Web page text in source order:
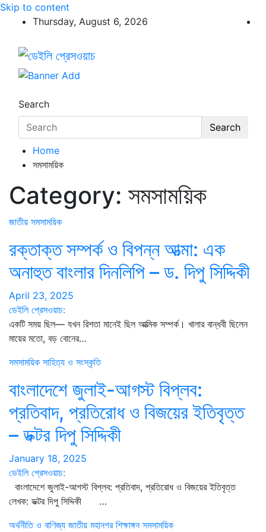
Skip to content
Thursday, August 6, 2026
ডেইলি প্রেসওয়াচ
ডেইলি প্রেসওয়াচ মুক্তিযুদ্ধের চেতনায় উদ্বুদ্ধ মুখপত্র
Search
Search
Home
সমসাময়িক
Category: সমসাময়িক
জাতীয় সমসাময়িক
রক্তাক্ত সম্পর্ক ও বিপন্ন আত্মা: এক
অনাহুত বাংলার দিনলিপি – ড. দিপু সিদ্দিকী
April 23, 2025
ডেইলি প্রেসওয়াচ:
একটি সময় ছিল— যখন রিশতা মানেই ছিল আত্মিক সম্পর্ক। খালার বান্ধবী ছিলেন
মায়ের মতো, বড় বোনের…
সমসাময়িক সাহিত্য ও সংস্কৃতি
বাংলাদেশে জুলাই-আগস্ট বিপ্লব:
প্রতিবাদ, প্রতিরোধ ও বিজয়ের ইতিবৃত্ত
– ডক্টর দিপু সিদ্দিকী
January 18, 2025
ডেইলি প্রেসওয়াচ:
বাংলাদেশে জুলাই-আগস্ট বিপ্লব: প্রতিবাদ, প্রতিরোধ ও বিজয়ের ইতিবৃত্ত
লেখক: ডক্টর দিপু সিদ্দিকী …
অর্থনীতি ও বাণিজ্য জাতীয় মহানগর শিক্ষাঙ্গন সমসাময়িক